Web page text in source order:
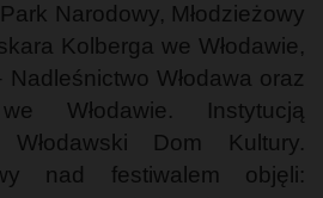
Narodowy, Młodzieżowy
Kolberga we Włodawie,
Włodawa oraz
Włodawie. Instytucją
Dom Kultury.
nad festiwalem objęli: